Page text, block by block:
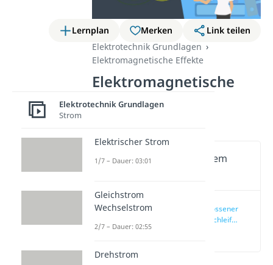
Lernplan Merken
Link teilen
Elektrotechnik Grundlagen
Elektromagnetische Effekte
Elektromagnetische
Induktion und
Induktionsspule
Wichtige Inhalte in diesem
Stromdurchflossener
Leiter: Leiterschleife
Elektrotechnik Grundlagen
Strom
Elektrischer Strom
1/7 – Dauer: 03:01
Gleichstrom
Wechselstrom
2/7 – Dauer: 02:55
Drehstrom